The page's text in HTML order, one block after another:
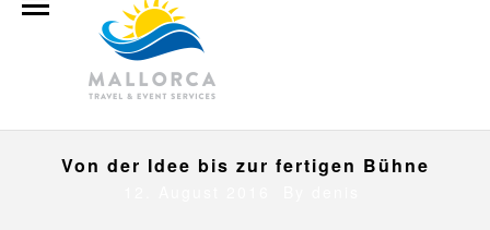
Von der Idee bis zur fertigen Bühne